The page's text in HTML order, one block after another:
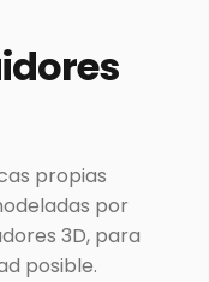
propias
por
3D, para
posible.